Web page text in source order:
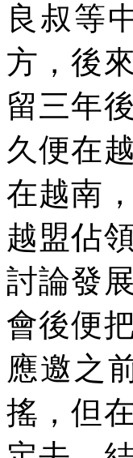
良叔等
方，後
留三年
久便在
在越南
越盟佔
討論發
會後便
應邀之
搖，但